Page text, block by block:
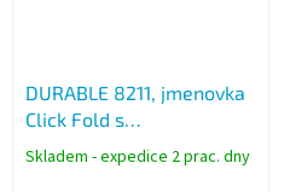
DURABLE 8211, jmenovka
Click Fold s
kombinovaným klipem
40x75 mm, čirá
Skladem - expedice 2 prac. dny